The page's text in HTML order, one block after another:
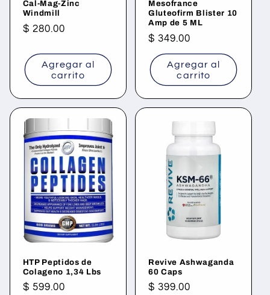
Cal-Mag-Zinc
Windmill
Precio
$ 280.00
Agregar al
carrito
Mesofrance
Gluteofirm Blister 10
Amp de 5 ML
Precio
habitual
$ 349.00
Agregar al
carrito
HTP Peptidos de
Colageno 1,34 Lbs
Precio
$ 599.00
Revive Ashwaganda
60 Caps
Precio
$ 399.00